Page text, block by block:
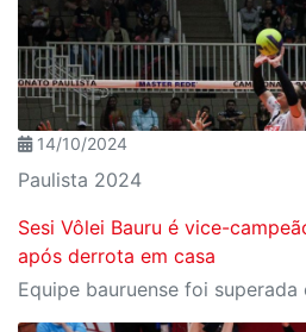
14/10/2024
Paulista 2024
Sesi Vôlei Bauru é vice-
após derrota em casa